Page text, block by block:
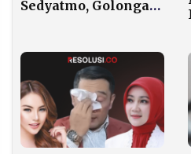
Sedyatmo, Golongan